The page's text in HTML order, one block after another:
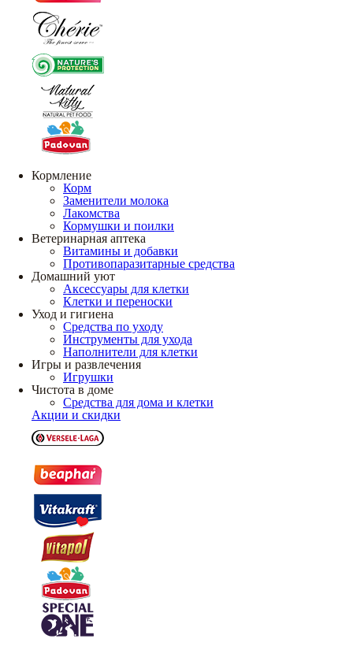
Кормление
Корм
Заменители молока
Лакомства
Кормушки и поилки
Ветеринарная аптека
Витамины и добавки
Противопаразитарные средства
Домашний уют
Аксессуары для клетки
Клетки и переноски
Уход и гигиена
Средства по уходу
Инструменты для ухода
Наполнители для клетки
Игры и развлечения
Игрушки
Чистота в доме
Средства для дома и клетки
Акции и скидки